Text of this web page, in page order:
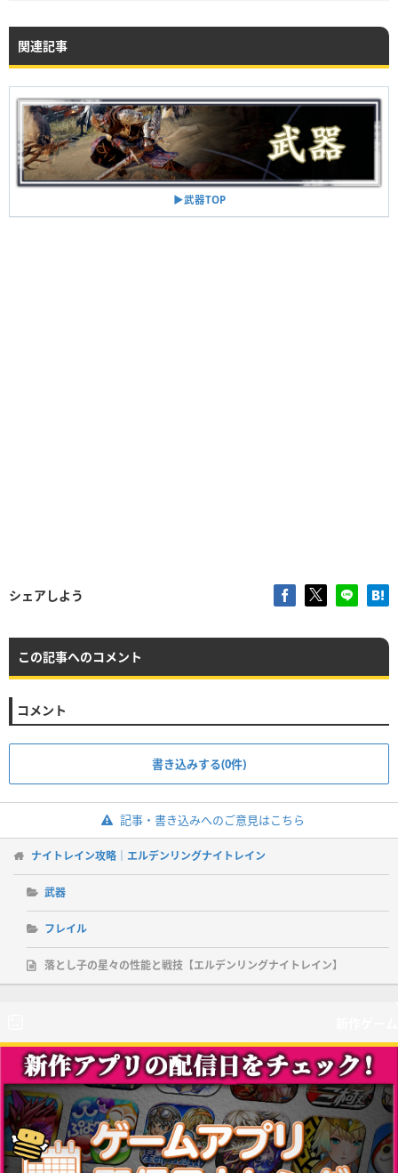
関連記事
▶︎武器TOP
シェアしよう
この記事へのコメント
コメント
書き込みする(0件)
記事・書き込みへのご意見はこちら
ナイトレイン攻略｜エルデンリングナイトレイン
武器
フレイル
落とし子の星々の性能と戦技【エルデンリングナイトレイン】